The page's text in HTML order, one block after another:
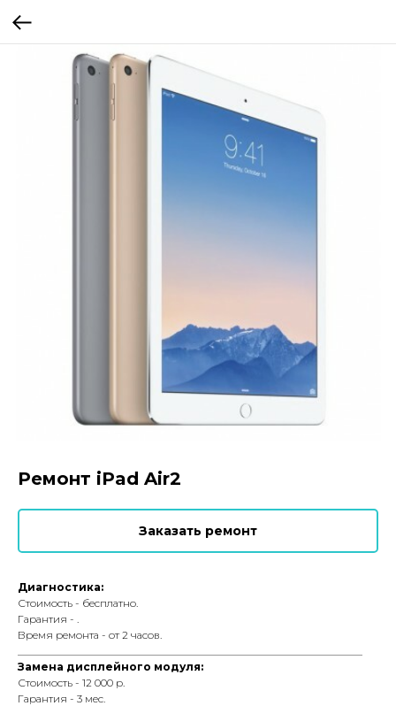
Ремонт iPad Air2
Заказать ремонт
Диагностика:
Стоимость - бесплатно.
Гарантия - .
Время ремонта - от 2 часов.
Замена дисплейного модуля:
Стоимость - 12 000 р.
Гарантия - 3 мес.